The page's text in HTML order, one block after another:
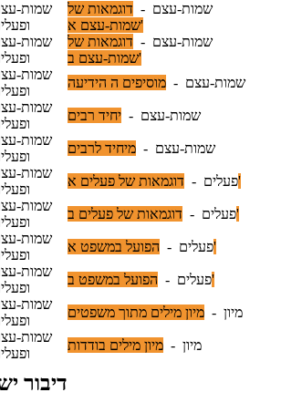
שמות-
שמות-עצם - דוגמאות של
שמות-עצם א'
שמות-
שמות-עצם - דוגמאות של
שמות-עצם ב'
שמות-
שמות-עצם - מוסיפים ה הידיעה
שמות-
שמות-עצם - יחיד רבים
שמות-
שמות-עצם - מיחיד לרבים
שמות-
פעלים -דוגמאות של פעלים א'
שמות-
פעלים -דוגמאות של פעלים ב'
שמות-
פעלים -הפועל במשפט א'
שמות-
פעלים -הפועל במשפט ב'
שמות-
מיון - מיון מילים מתוך משפטים
שמות-
מיון - מיון מילים בודדות
דיבור